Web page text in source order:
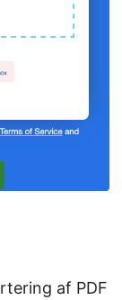
af PDF